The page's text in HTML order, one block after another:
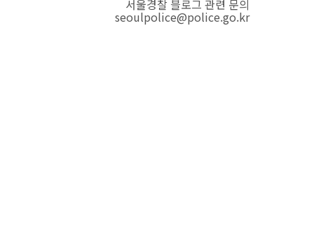
서울경찰 블로그 관련 문의
seoulpolice@police.go.kr